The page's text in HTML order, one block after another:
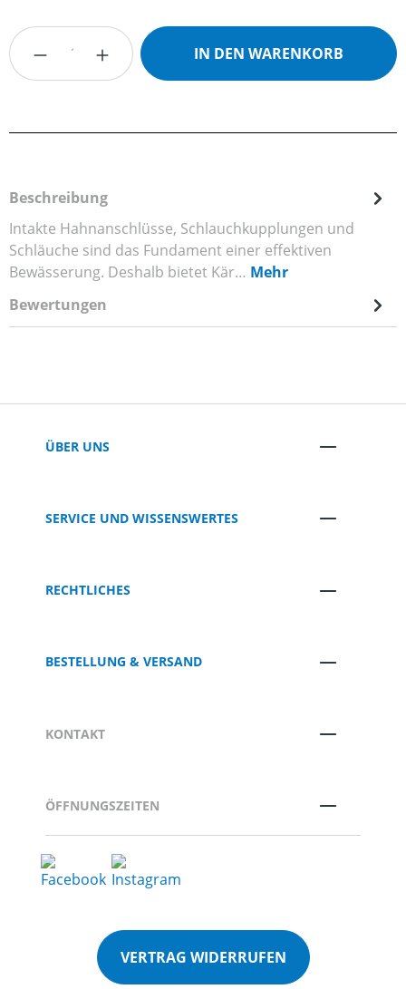
Produkt Anzahl: Gib den gewünschten
IN DEN WARENKORB
Beschreibung
Intakte Hahnanschlüsse, Schlauchkupplungen und
Schläuche sind das Fundament einer effektiven
Bewässerung. Deshalb bietet Kär… Mehr
Bewertungen
ÜBER UNS
SERVICE UND WISSENSWERTES
RECHTLICHES
BESTELLUNG & VERSAND
KONTAKT
ÖFFNUNGSZEITEN
VERTRAG WIDERRUFEN